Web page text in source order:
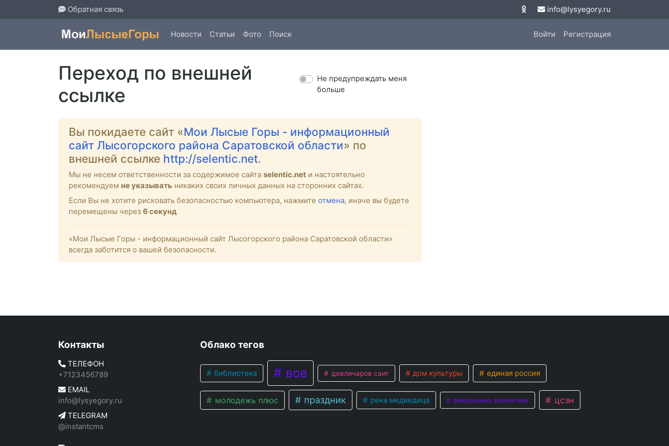
Обратная связь info@lysyegory.ru
Новости Статьи Фото Поиск Войти Регистрация
Переход по внешней
ссылке
Не предупреждать меня
больше
Вы покидаете сайт «Мои Лысые Горы - информационный
сайт Лысогорского района Саратовской области» по
внешней ссылке http://selentic.net.
Мы не несем ответственности за содержимое сайта selentic.net и настоятельно
рекомендуем не указывать никаких своих личных данных на сторонних сайтах.
Если Вы не хотите рисковать безопасностью компьютера, нажмите отмена, иначе вы будете
перемещены через 6 секунд
«Мои Лысые Горы - информационный сайт Лысогорского района Саратовской области»
всегда заботится о вашей безопасности.
Контакты
ТЕЛЕФОН
+7123456789
EMAIL
info@lysyegory.ru
TELEGRAM
@instantcms
Облако тегов
библиотека вов девличаров саит дом культуры единая россия
молодежь плюс праздник река медведица фимушкина валентина цсзн